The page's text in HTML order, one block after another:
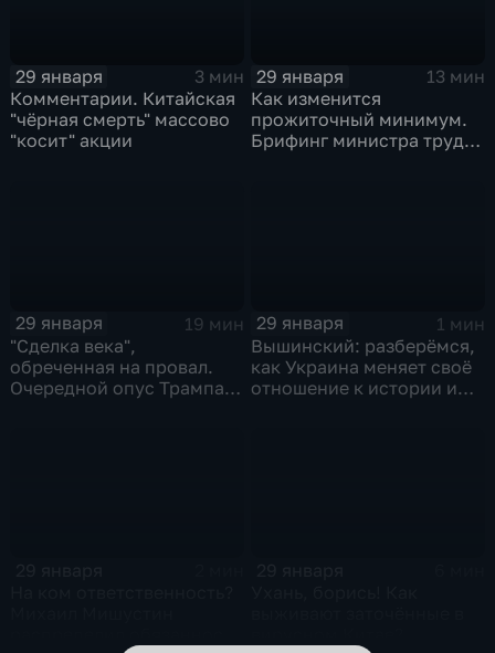
29 января
3 мин
Комментарии. Китайская
"чёрная смерть" массово
"косит" акции
29 января
13 мин
Как изменится
прожиточный минимум.
Брифинг министра труда
29 января
19 мин
"Сделка века",
обреченная на провал.
Очередной опус Трампа.
29 января
1 мин
Вышинский: разберёмся,
как Украина меняет своё
отношение к истории и